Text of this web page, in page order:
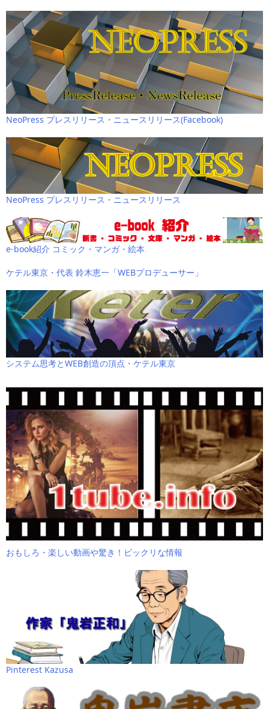
NeoPress プレスリリース・ニュースリリース(Facebook)
NeoPress プレスリリース・ニュースリリース
e-book紹介 コミック・マンガ・絵本
ケテル東京・代表 鈴木恵一「WEBプロデューサー」
システム思考とWEB創造の頂点・ケテル東京
おもしろ・楽しい動画や驚き！ビックリな情報
Pinterest Kazusa